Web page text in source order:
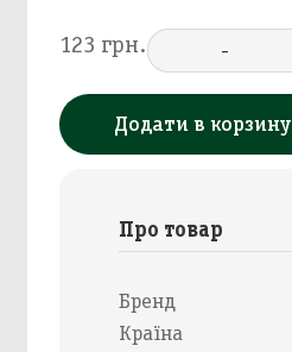
123 грн. -
Додати в корзину
Про товар
Бренд
Країна